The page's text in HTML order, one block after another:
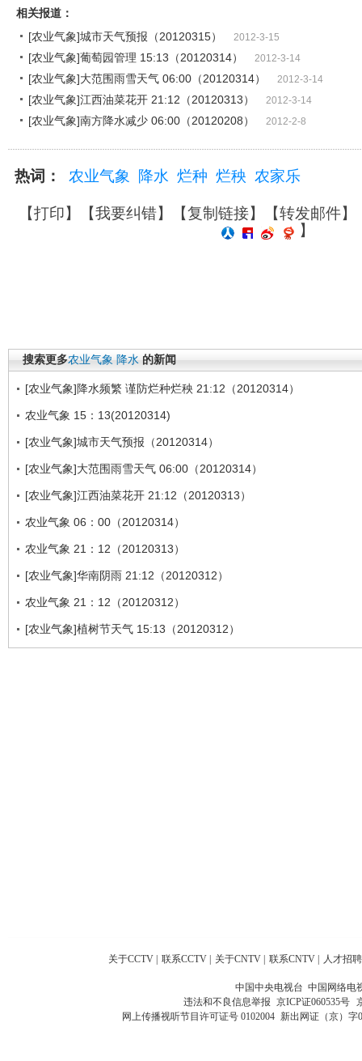
相关报道：
[农业气象]城市天气预报（20120315）
2012-3-15
[农业气象]葡萄园管理 15:13（20120314） 2012-3-14
[农业气象]大范围雨雪天气 06:00（20120314） 2012-3-14
[农业气象]江西油菜花开 21:12（20120313） 2012-3-14
[农业气象]南方降水减少 06:00（20120208） 2012-2-8
热词： 农业气象 降水 烂种 烂秧 农家乐
【打印】【我要纠错】【复制链接】【转发邮件】
】
搜索更多农业气象 降水 的新闻
[农业气象]降水频繁 谨防烂种烂秧 21:12（20120314）
农业气象 15：13(20120314)
[农业气象]城市天气预报（20120314）
[农业气象]大范围雨雪天气 06:00（20120314）
[农业气象]江西油菜花开 21:12（20120313）
农业气象 06：00（20120314）
农业气象 21：12（20120313）
[农业气象]华南阴雨 21:12（20120312）
农业气象 21：12（20120312）
[农业气象]植树节天气 15:13（20120312）
关于CCTV 联系CCTV 关于CNTV 联系CNTV 人才招聘
中国中央电视台 中国网络电
违法和不良信息举报 京ICP证060535号
网上传播视听节目许可证号 0102004 新出网证（京）